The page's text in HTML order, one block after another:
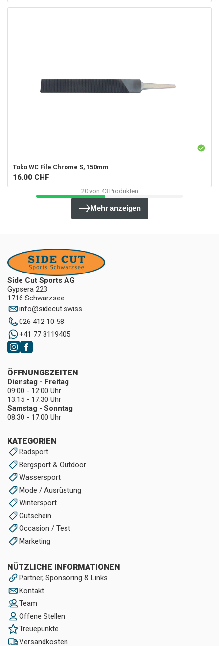
Toko WC File Chrome S, 150mm
16.00 CHF
20von 43 Produkten
Mehr anzeigen
Side Cut Sports AG
Gypsera 223
1716 Schwarzsee
info@sidecut.swiss
026 412 10 58
+41 77 8119405
KATEGORIEN
Radsport
Bergsport & Outdoor
Wassersport
Mode / Ausrüstung
Wintersport
Gutschein
Occasion / Test
Marketing
NÜTZLICHE INFORMATIONEN
Partner, Sponsoring & Links
Kontakt
Team
Offene Stellen
Treuepunkte
Versandkosten
ÖFFNUNGSZEITEN
Dienstag - Freitag
09:00 - 12:00 Uhr
13:15 - 17:30 Uhr
Samstag - Sonntag
08:30 - 17:00 Uhr